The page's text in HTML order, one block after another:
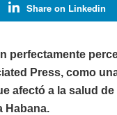
Share on Linkedin
perfectamente
Press, como
afectó a la salud
Habana.